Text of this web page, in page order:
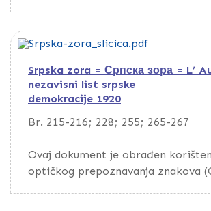
Srpska zora = Српска зора = L’
nezavisni list srpske
demokracije 1920
Br. 215-216; 228; 255; 265-267
Ovaj dokument je obrađen
optičkog prepoznavanja znakova